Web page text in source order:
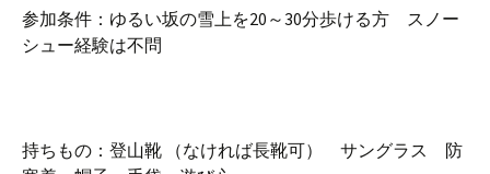
参加条件：ゆるい坂の雪上を20～30分歩ける方 スノー
シュー経験は不問
持ちもの：登山靴 （なければ長靴可） サングラス 防